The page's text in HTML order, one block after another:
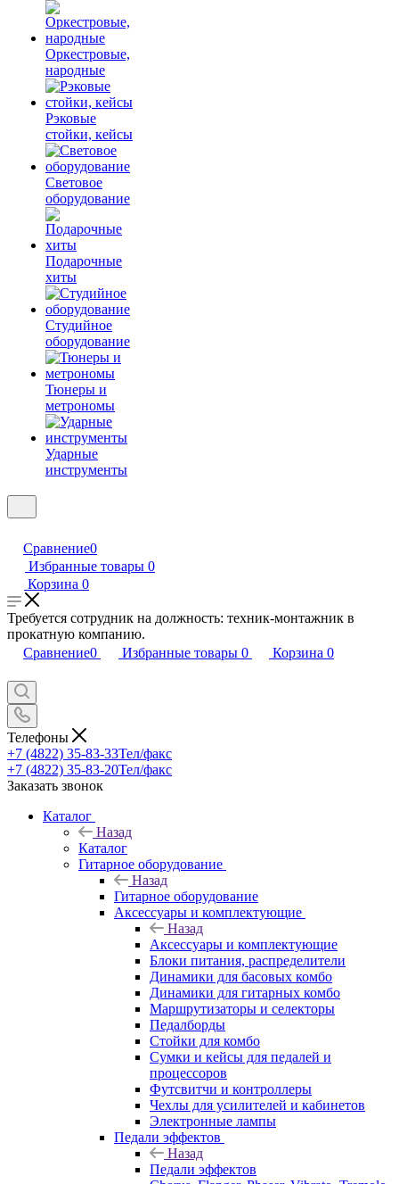
Оркестровые,
народные
Рэковые
стойки, кейсы
Световое
оборудование
Подарочные
хиты
Студийное
оборудование
Тюнеры и
метрономы
Ударные
инструменты
Сравнение0
Избранные товары 0
Корзина 0
Требуется сотрудник на должность: техник-монтажник в
прокатную компанию.
Сравнение0 Избранные товары 0 Корзина 0
Телефоны
+7 (4822) 35-83-33Тел/факс
+7 (4822) 35-83-20Тел/факс
Заказать звонок
Каталог
Назад
Каталог
Гитарное оборудование
Назад
Гитарное оборудование
Аксессуары и комплектующие
Назад
Аксессуары и комплектующие
Блоки питания, распределители
Динамики для басовых комбо
Динамики для гитарных комбо
Маршрутизаторы и селекторы
Педалборды
Стойки для комбо
Сумки и кейсы для педалей и
процессоров
Футсвитчи и контроллеры
Чехлы для усилителей и кабинетов
Электронные лампы
Педали эффектов
Назад
Педали эффектов